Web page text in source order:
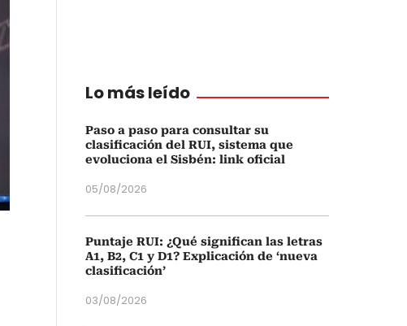
Lo más leído
Paso a paso para consultar su
clasificación del RUI, sistema que
evoluciona el Sisbén: link oficial
05/08/2026
Puntaje RUI: ¿Qué significan las letras
A1, B2, C1 y D1? Explicación de ‘nueva
clasificación’
03/08/2026